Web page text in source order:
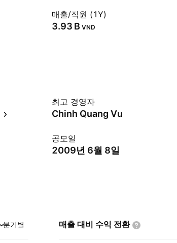
매출/직원 (1Y)
‪3.93 B‬ VND
최고 경영자
Chinh Quang Vu
공모일
2009년 6월 8일
분기별 매출 대비 수익 전환